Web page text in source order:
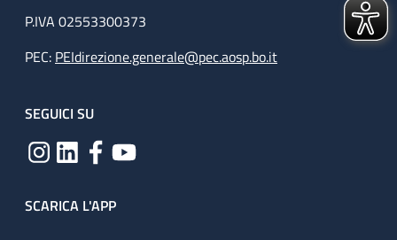
P.IVA 02553300373
PEC: PEIdirezione.generale@pec.aosp.bo.it
SEGUICI SU
SCARICA L'APP